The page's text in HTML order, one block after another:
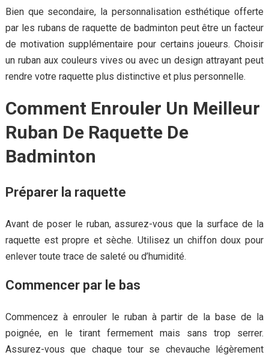
Bien que secondaire, la personnalisation esthétique offerte
par les rubans de raquette de badminton peut être un facteur
de motivation supplémentaire pour certains joueurs. Choisir
un ruban aux couleurs vives ou avec un design attrayant peut
rendre votre raquette plus distinctive et plus personnelle.
Comment Enrouler Un Meilleur
Ruban De Raquette De
Badminton
Préparer la raquette
Avant de poser le ruban, assurez-vous que la surface de la
raquette est propre et sèche. Utilisez un chiffon doux pour
enlever toute trace de saleté ou d’humidité.
Commencer par le bas
Commencez à enrouler le ruban à partir de la base de la
poignée, en le tirant fermement mais sans trop serrer.
Assurez-vous que chaque tour se chevauche légèrement